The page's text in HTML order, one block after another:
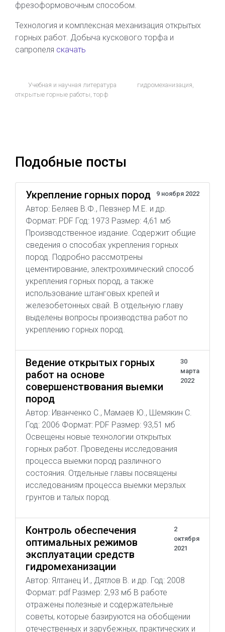
фрезоформовочным способом.
Технология и комплексная механизация открытых
горных работ. Добыча кускового торфа и
сапропеля скачать
Учебная и научная литература гидромеханизация,
открытые горные работы, торф
Подобные посты
Укрепление горных пород 9 ноября 2022
Автор: Беляев В.Ф., Певзнер М.Е. и др.
Формат: PDF Год: 1973 Размер: 4,61 мб
Производственное издание. Содержит общие
сведения о способах укрепления горных
пород. Подробно рассмотрены
цементирование, электрохимический способ
укрепления горных пород, а также
использование штанговых крепей и
железобетонных свай. В отдельную главу
выделены вопросы производства работ по
укреплению горных пород.
Ведение открытых горных
работ на основе
совершенствования выемки
пород
30
марта
2022
Автор: Иванченко С., Мамаев Ю., Шемякин С.
Год: 2006 Формат: PDF Размер: 93,51 мб
Освещены новые технологии открытых
горных работ. Проведены исследования
процесса выемки пород различного
состояния. Отдельные главы посвящены
исследованиям процесса выемки мерзлых
грунтов и талых пород.
Контроль обеспечения
оптимальных режимов
эксплуатации средств
гидромеханизации
2
октября
2021
Автор: Ялтанец И., Дятлов В. и др. Год: 2008
Формат: pdf Размер: 2,93 мб В работе
отражены полезные и содержательные
советы, которые базируются на обобщении
отечественных и зарубежных, практических и